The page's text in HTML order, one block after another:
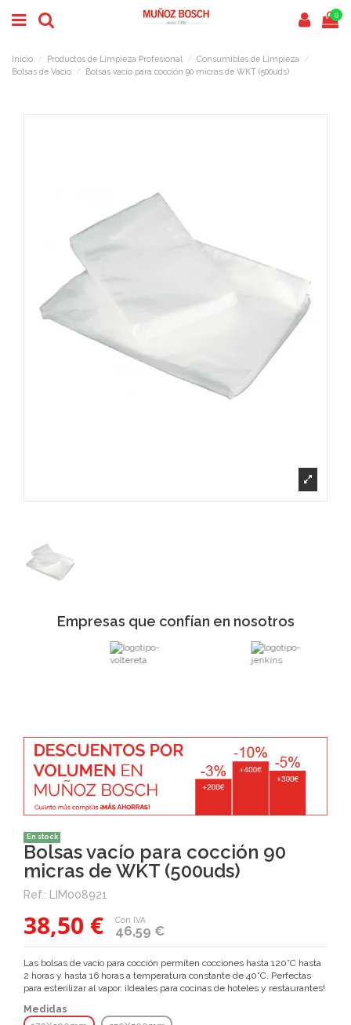
0
Inicio Productos de Limpieza Profesional
Consumibles de Limpieza
Bolsas de Vacío
Bolsas vacío para cocción 90 micras de WKT (500uds)
Empresas que confían en nosotros
En stock
Bolsas vacío para cocción 90
micras de WKT (500uds)
Ref.: LIM008921
38,50 € 46,59 €
Con IVA
Las bolsas de vacío para cocción permiten cocciones hasta 120°C hasta
2 horas y hasta 16 horas a temperatura constante de 40°C. Perfectas
para esterilizar al vapor. ¡Ideales para cocinas de hoteles y restaurantes!
Medidas